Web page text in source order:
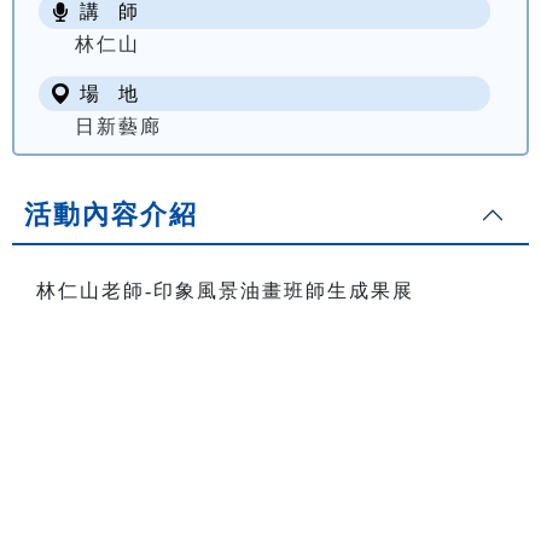
講 師
林仁山
場 地
日新藝廊
活動內容介紹
林仁山老師-印象風景油畫班師生成果展